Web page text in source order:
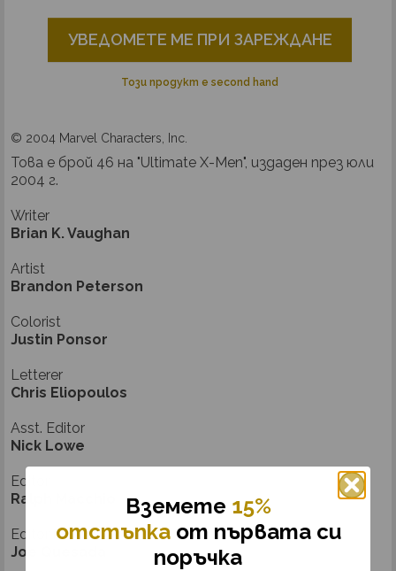
УВЕДОМЕТЕ МЕ ПРИ ЗАРЕЖДАНЕ
Този продукт е second hand
© 2004 Marvel Characters, Inc.
Това е брой 46 на "Ultimate X-Men", издаден през юли
2004 г.
Writer
Brian K. Vaughan
Artist
Brandon Peterson
Colorist
Justin Ponsor
Letterer
Chris Eliopoulos
Asst. Editor
Nick Lowe
Editor
Ralph Macchio
Editor in Chief
Joe Quesada
Вземетe 15%
отстъпка от първата си
поръчка